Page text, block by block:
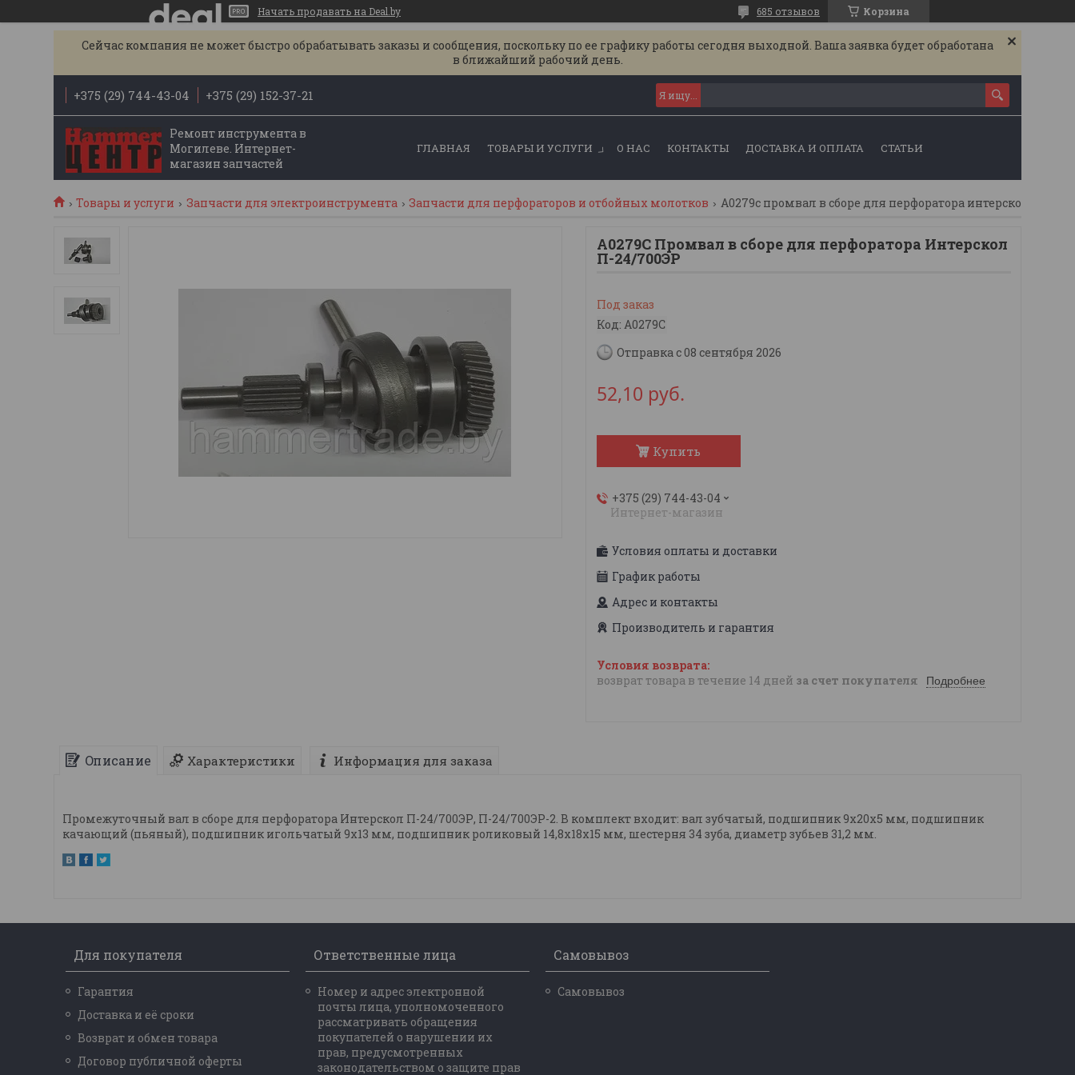
Начать продавать на Deal.by Корзина
685 отзывов
Сейчас компания не может быстро обрабатывать заказы и сообщения, поскольку по ее графику работы сегодня выходной. Ваша заявка будет обработана
в ближайший рабочий день.
+375 (29) 744-43-04 +375 (29) 152-37-21
Ремонт инструмента в
Могилеве. Интернет-
магазин запчастей
ГЛАВНАЯ ТОВАРЫ И УСЛУГИ О НАС КОНТАКТЫ ДОСТАВКА И ОПЛАТА СТАТЬИ
Товары и услуги Запчасти для электроинструмента Запчасти для перфораторов и отбойных молотков
A0279C Промвал в сборе для перфоратора Интерскол
П-24/700ЭР
Под заказ
Код: A0279C
Отправка с 08 сентября 2026
52,10 руб.
Купить
+375 (29) 744-43-04
Интернет-магазин
Условия оплаты и доставки
График работы
Адрес и контакты
Производитель и гарантия
возврат товара в течение 14 дней за счет покупателя Подробнее
Описание Характеристики Информация для заказа
Промежуточный вал в сборе для перфоратора Интерскол П-24/700ЭР, П-24/700ЭР-2. В комплект входит: вал зубчатый, подшипник 9х20х5 мм, подшипник
качающий (пьяный), подшипник игольчатый 9х13 мм, подшипник роликовый 14,8х18х15 мм, шестерня 34 зуба, диаметр зубьев 31,2 мм.
Для покупателя
Гарантия
Доставка и её сроки
Возврат и обмен товара
Договор публичной оферты
Ответственные лица
Номер и адрес электронной
почты лица, уполномоченного
рассматривать обращения
покупателей о нарушении их
прав, предусмотренных
законодательством о защите прав
Самовывоз
Самовывоз